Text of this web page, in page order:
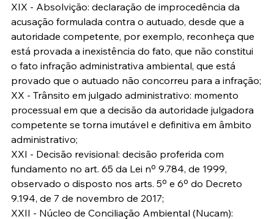
XIX - Absolvição: declaração de improcedência da
acusação formulada contra o autuado, desde que a
autoridade competente, por exemplo, reconheça que
está provada a inexistência do fato, que não constitui
o fato infração administrativa ambiental, que está
provado que o autuado não concorreu para a infração;
XX - Trânsito em julgado administrativo: momento
processual em que a decisão da autoridade julgadora
competente se torna imutável e definitiva em âmbito
administrativo;
XXI - Decisão revisional: decisão proferida com
fundamento no art. 65 da Lei nº 9.784, de 1999,
observado o disposto nos arts. 5º e 6º do Decreto
9.194, de 7 de novembro de 2017;
XXII - Núcleo de Conciliação Ambiental (Nucam):